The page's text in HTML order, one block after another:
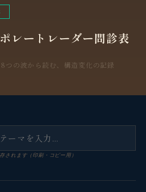
レートレーダー問診表
つの波から読む、構造変化の記録
されます（印刷・コピー用）